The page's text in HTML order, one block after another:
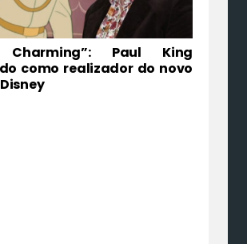
Charming”: Paul King
como realizador do novo